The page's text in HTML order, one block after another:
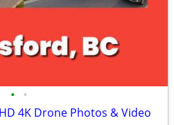
• •
4K Drone Photos & Video